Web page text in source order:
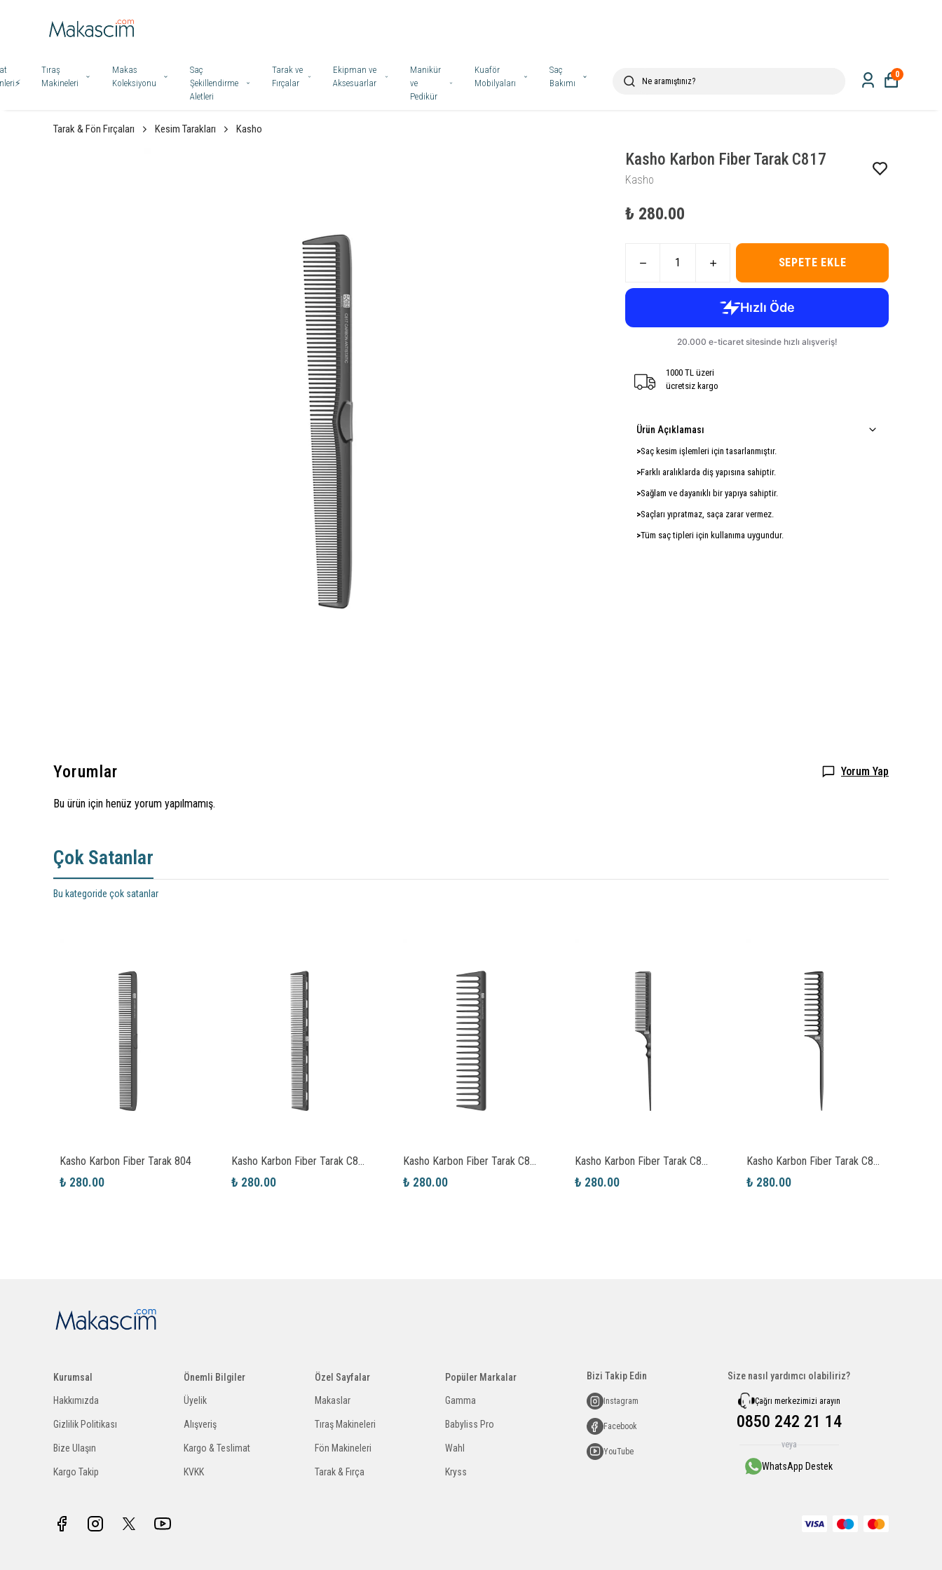
Tıraş
Makineleri
Makas
Koleksiyonu
Saç
Şekillendirme
Aletleri
Tarak ve
Fırçalar
Ekipman ve
Aksesuarlar
Manikür
ve
Pedikür
Kuaför
Mobilyaları
Saç
Bakımı
0
Tarak & Fön Fırçaları Kesim Tarakları Kasho
Kasho
Kasho Karbon Fiber Tarak C817
₺ 280.00
SEPETE EKLE
1000 TL üzeri
ücretsiz kargo
Ürün Açıklaması
>Saç kesim işlemleri için tasarlanmıştır.
>Farklı aralıklarda diş yapısına sahiptir.
>Sağlam ve dayanıklı bir yapıya sahiptir.
>Saçları yıpratmaz, saça zarar vermez.
>Tüm saç tipleri için kullanıma uygundur.
Yorumlar Yorum Yap
Bu ürün için henüz yorum yapılmamış.
Çok Satanlar
Bu kategoride çok satanlar
Kasho Karbon Fiber Tarak 804
₺ 280.00
Kasho Karbon Fiber Tarak C809
₺ 280.00
Kasho Karbon Fiber Tarak C813
₺ 280.00
Kasho Karbon Fiber Tarak C803
₺ 280.00
Kasho Karbon Fiber Tarak C811
₺ 280.00
Kurumsal
Hakkımızda
Gizlilik Politikası
Bize Ulaşın
Kargo Takip
Önemli Bilgiler
Üyelik
Alışveriş
Kargo & Teslimat
KVKK
Özel Sayfalar
Makaslar
Tıraş Makineleri
Fön Makineleri
Tarak & Fırça
Popüler Markalar
Gamma
Babyliss Pro
Wahl
Kryss
Bizi Takip Edin
Instagram
Facebook
YouTube
Size nasıl yardımcı olabiliriz?
Çağrı merkezimizi arayın
0850 242 21 14
veya
WhatsApp Destek